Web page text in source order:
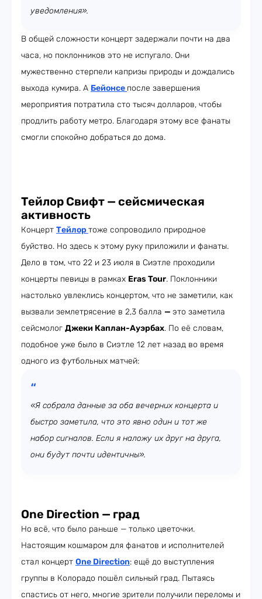
уведомления».
В общей сложности концерт задержали почти на два
часа, но поклонников это не испугало. Они
мужественно стерпели капризы природы и дождались
выхода кумира. А Бейонсе после завершения
мероприятия потратила сто тысяч долларов, чтобы
продлить работу метро. Благодаря этому все фанаты
смогли спокойно добраться до дома.
Тейлор Свифт — сейсмическая
активность
Концерт Тейлор тоже сопроводило природное
буйство. Но здесь к этому руку приложили и фанаты.
Дело в том, что 22 и 23 июля в Сиэтле проходили
концерты певицы в рамках Eras Tour. Поклонники
настолько увлеклись концертом, что не заметили, как
вызвали землетрясение в 2,3 балла — это заметила
сейсмолог Джеки Каплан-Ауэрбах. По её словам,
подобное уже было в Сиэтле 12 лет назад во время
одного из футбольных матчей:
«Я собрала данные за оба вечерних концерта и
быстро заметила, что это явно один и тот же
набор сигналов. Если я наложу их друг на друга,
они будут почти идентичны».
One Direction — град
Но всё, что было раньше — только цветочки.
Настоящим кошмаром для фанатов и исполнителей
стал концерт One Direction: ещё до выступления
группы в Колорадо пошёл сильный град. Пытаясь
спастись от него, многие зрители получили переломы и